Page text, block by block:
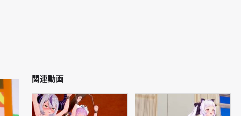
関連動画